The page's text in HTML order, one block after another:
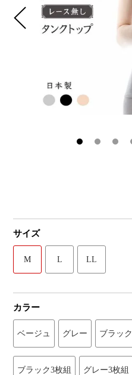
サイズ
M L LL
カラー
ベージュ グレー ブラック
ブラック3枚組 グレー3枚組